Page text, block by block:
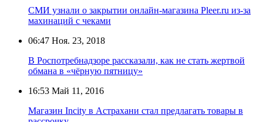
СМИ узнали о закрытии онлайн-магазина Pleer.ru из-за
махинаций с чеками
06:47 Ноя. 23, 2018
В Роспотребнадзоре рассказали, как не стать жертвой
обмана в «чёрную пятницу»
16:53 Май 11, 2016
Магазин Incity в Астрахани стал предлагать товары в